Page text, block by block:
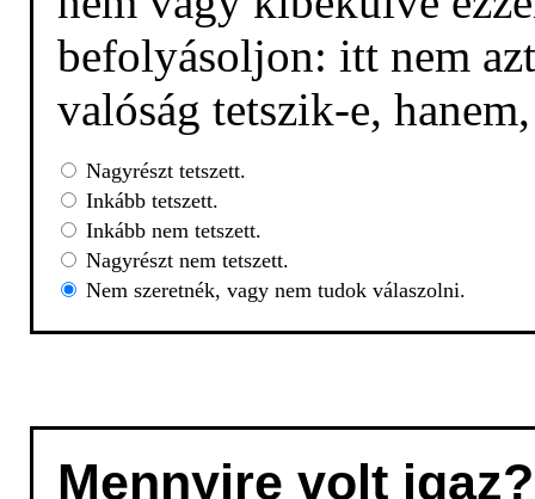
befolyásoljon: itt nem
valóság tetszik-e,
Nagyrészt tetszett.
Inkább tetszett.
Inkább nem tetszett.
Nagyrészt nem tetszett.
Nem szeretnék, vagy nem tudok válaszolni.
Mennyire volt igaz?